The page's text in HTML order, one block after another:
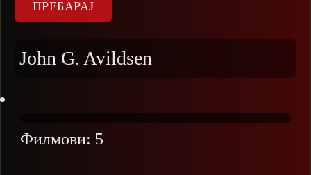
John G. Avildsen
Филмови: 5